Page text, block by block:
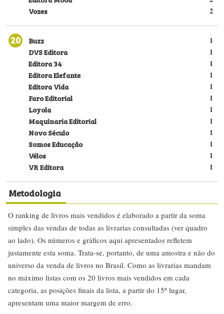
2
Vozes
20 1
Buzz
1
DVS Editora
1
Editora 34
1
Editora Elefante
1
Editora Vida
1
Faro Editorial
1
Loyola
1
Maquinaria Editorial
1
Novo Século
1
Somos Educação
1
Vélos
1
VR Editora
Metodologia
O ranking de livros mais vendidos é elaborado a partir da soma
simples das vendas de todas as livrarias consultadas (ver quadro
ao lado). Os números e gráficos aqui apresentados refletem
justamente esta soma. Trata-se, portanto, de uma amostra e não do
universo da venda de livros no Brasil. Como as livrarias mandam
no máximo listas com os 20 livros mais vendidos em cada
categoria, as posições finais da lista, a partir do 15º lugar,
apresentam uma maior margem de erro.